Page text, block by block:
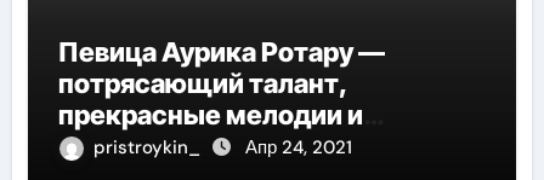
Певица Аурика Ротару —
потрясающий талант,
прекрасные мелодии и
интересные моменты из её
pristroykin_ Апр 24, 2021